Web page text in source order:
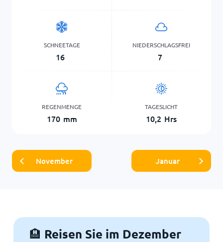
SCHNEETAGE
16
NIEDERSCHLAGSFREI
7
REGENMENGE
170 mm
TAGESLICHT
10,2 Hrs
November Januar
🏨 Reisen Sie im Dezember